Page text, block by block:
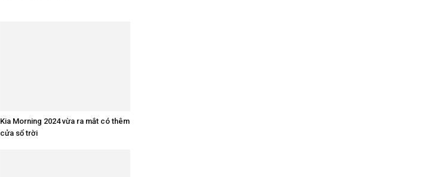
Kia Morning 2024 vừa ra mắt có thêm
cửa sổ trời